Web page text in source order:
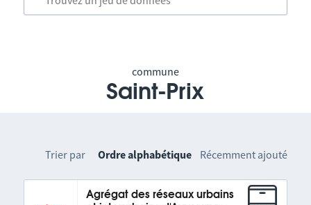
commune
Saint-Prix
Trier par Ordre alphabétique Récemment ajouté
Agrégat des réseaux urbains